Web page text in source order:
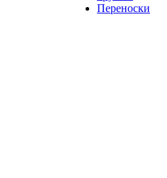
Переноски